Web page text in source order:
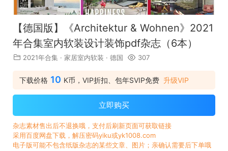
【德国版】《Architektur & Wohnen》2021
年合集室内软装设计装饰pdf杂志（6本）
2021年合集 · 家居室内软装 · 德国 307
下载价格 10 K币，VIP折扣、包年SVIP免费 升级VIP
立即购买
杂志素材售出后不退换哦，支付后刷新页面可获取链接
采用百度网盘下载，解压密码yiku或yk1008.com
电子版可能不包含纸版杂志的某些文章、图片；亲确认需要后下单哦